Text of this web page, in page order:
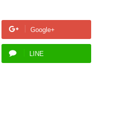
Google+
LINE